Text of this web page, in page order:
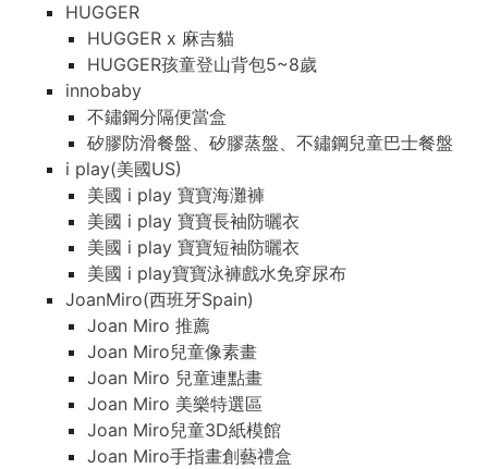
HUGGER
HUGGER x 麻吉貓
HUGGER孩童登山背包5~8歲
innobaby
不鏽鋼分隔便當盒
矽膠防滑餐盤、矽膠蒸盤、不鏽鋼兒童巴士餐盤
i play(美國US)
美國 i play 寶寶海灘褲
美國 i play 寶寶長袖防曬衣
美國 i play 寶寶短袖防曬衣
美國 i play寶寶泳褲戲水免穿尿布
JoanMiro(西班牙Spain)
Joan Miro 推薦
Joan Miro兒童像素畫
Joan Miro 兒童連點畫
Joan Miro 美樂特選區
Joan Miro兒童3D紙模館
Joan Miro手指畫創藝禮盒